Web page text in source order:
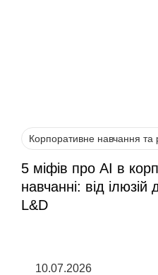
Корпоративне навчання та
5 міфів про AI в
навчанні: від ілюзій
L&D
10.07.2026